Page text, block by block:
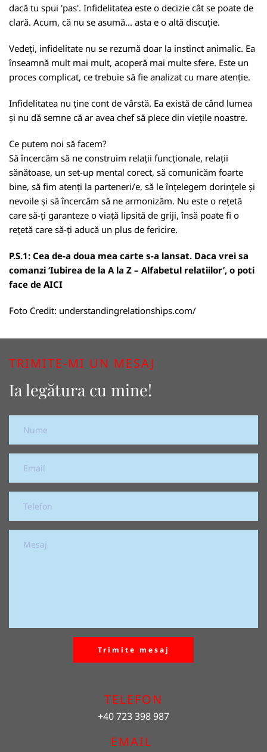
dacă tu spui 'pas'. Infidelitatea este o decizie cât se poate de
clară. Acum, că nu se asumă... asta e o altă discuție.
Vedeți, infidelitate nu se rezumă doar la instinct animalic. Ea
înseamnă mult mai mult, acoperă mai multe sfere. Este un
proces complicat, ce trebuie să fie analizat cu mare atenție.
Infidelitatea nu ține cont de vârstă. Ea există de când lumea
și nu dă semne că ar avea chef să plece din viețile noastre.
Ce putem noi să facem?
Să încercăm să ne construim relații funcționale, relații
sănătoase, un set-up mental corect, să comunicăm foarte
bine, să fim atenți la parteneri/e, să le înțelegem dorințele și
nevoile și să încercăm să ne armonizăm. Nu este o rețetă
care să-ți garanteze o viață lipsită de griji, însă poate fi o
rețetă care să-ți aducă un plus de fericire.
P.S.1: Cea de-a doua mea carte s-a lansat. Daca vrei sa
comanzi ‘Iubirea de la A la Z – Alfabetul relatiilor’, o poti
face de AICI
Foto Credit: understandingrelationships.com/
TRIMITE-MI UN MESAJ
Ia legătura cu mine!
Trimite mesaj
TELEFON
+40 723 398 987
EMAIL